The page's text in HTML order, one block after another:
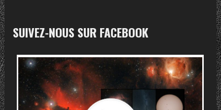
SUIVEZ-NOUS SUR FACEBOOK